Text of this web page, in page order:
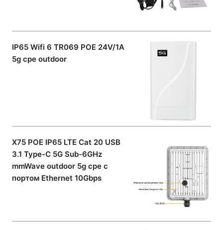
IP65 Wifi 6 TR069 POE 24V/1A
5g cpe outdoor
X75 POE IP65 LTE Cat 20 USB
3.1 Type-C 5G Sub-6GHz
mmWave outdoor 5g cpe с
портом Ethernet 10Gbps